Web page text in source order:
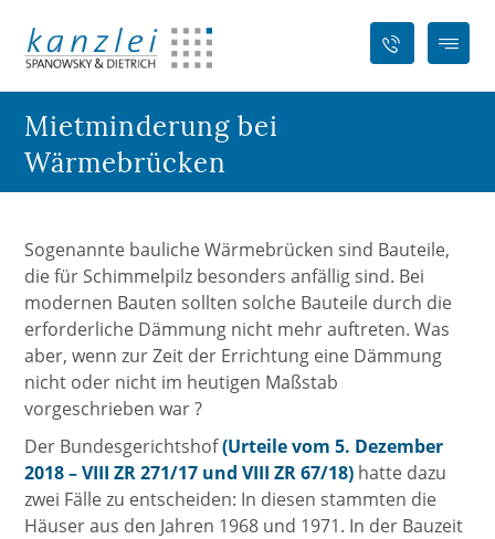
Mietminderung bei
Wärmebrücken
Sogenannte bauliche Wärmebrücken sind Bauteile,
die für Schimmelpilz besonders anfällig sind. Bei
modernen Bauten sollten solche Bauteile durch die
erforderliche Dämmung nicht mehr auftreten. Was
aber, wenn zur Zeit der Errichtung eine Dämmung
nicht oder nicht im heutigen Maßstab
vorgeschrieben war ?
Der Bundesgerichtshof(Urteile vom 5. Dezember
2018 – VIII ZR 271/17 und VIII ZR 67/18) hatte dazu
zwei Fälle zu entscheiden: In diesen stammten die
Häuser aus den Jahren 1968 und 1971. In der Bauzeit